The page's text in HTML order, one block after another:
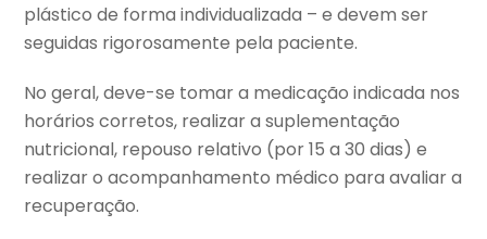
plástico de forma individualizada – e devem ser
seguidas rigorosamente pela paciente.
No geral, deve-se tomar a medicação indicada nos
horários corretos, realizar a suplementação
nutricional, repouso relativo (por 15 a 30 dias) e
realizar o acompanhamento médico para avaliar a
recuperação.